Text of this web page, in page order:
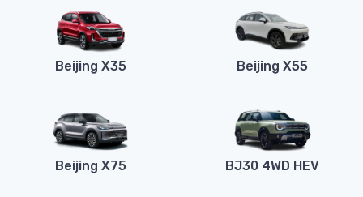
Beijing X35 Beijing X55
Beijing X75 BJ30 4WD HEV